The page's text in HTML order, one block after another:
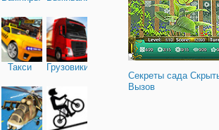
Такси Грузовики
Секреты сада
Вызов